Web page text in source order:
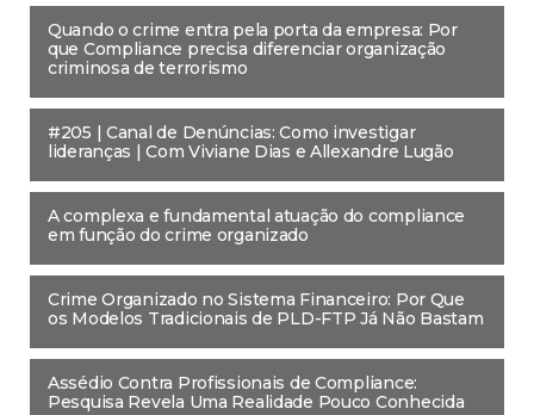
Quando o crime entra pela porta da empresa: Por
que Compliance precisa diferenciar organização
criminosa de terrorismo
#205 | Canal de Denúncias: Como investigar
lideranças | Com Viviane Dias e Allexandre Lugão
A complexa e fundamental atuação do compliance
em função do crime organizado
Crime Organizado no Sistema Financeiro: Por Que
os Modelos Tradicionais de PLD-FTP Já Não Bastam
Assédio Contra Profissionais de Compliance:
Pesquisa Revela Uma Realidade Pouco Conhecida